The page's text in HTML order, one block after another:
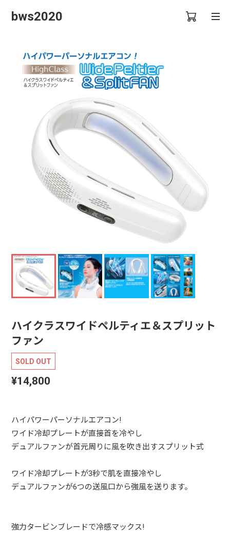
bws2020
ハイクラスワイドペルティエ＆スプリット
ファン
¥14,800
SOLD OUT
ハイパワーパーソナルエアコン!
ワイド冷却プレートが直接首を冷やし
デュアルファンが首元周りに風を吹き出すスプリット式
ワイド冷却プレートが3秒で肌を直接冷やし
デュアルファンが6つの送風口から強風を送ります。
強力タービンブレードで冷感マックス!